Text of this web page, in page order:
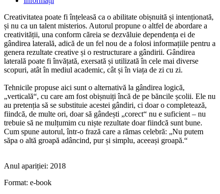
Creativitatea poate fi înțeleasă ca o abilitate obișnuită și intenționată,
și nu ca un talent misterios. Autorul propune o altfel de abordare a
creativității, una conform căreia se dezvăluie dependența ei de
gândirea laterală, adică de un fel nou de a folosi informațiile pentru a
genera rezultate creative și o restructurare a gândirii. Gândirea
laterală poate fi învățată, exersată și utilizată în cele mai diverse
scopuri, atât în mediul academic, cât și în viața de zi cu zi.
Tehnicile propuse aici sunt o alternativă la gândirea logică,
„verticală“, cu care am fost obișnuiți încă de pe băncile școlii. Ele nu
au pretenția să se substituie acestei gândiri, ci doar o completează,
fiindcă, de multe ori, doar să gândești „corect“ nu e suficient – nu
trebuie să ne mulțumim cu niște rezultate doar fiindcă sunt bune.
Cum spune autorul, într-o frază care a rămas celebră: „Nu putem
săpa o altă groapă adâncind, pur și simplu, aceeași groapă.“
Anul apariției: 2018
Format: e-book